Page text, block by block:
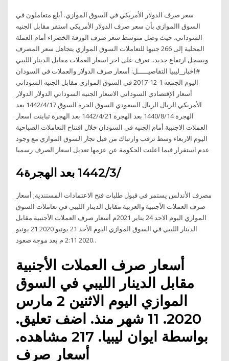
سعر صرف الدولار الأمريكي في السوق الموازي. أبلغ متعاملون في
السوق االموازي بأن سعر صرف الدولار الأمريكي استقر مقابل الجنيه
السوداني، حيث وصل متوسط سعر صرف الورقة الخضراء أمام العملة
المحلية إلى 266 جنيها للتعاملات السوق الموازي يتجاهل سعر المصرف
ويسجل ارتفاع جديد.. تعرف على اخر اسعار العملات مقابل الدينار الليبي
#اخبار_ليبيا التفاصيـــــل: أسعار صرف الدولار والعملات في السودان
اليوم الجمعه 1-12-2017 في السوق الموازي مقابل الجنيه السوداني
أسعار الإقتصادي السوداني الاسعار الجنيه السوداني الدولار الدولار
الأمريكي الريال الريال السعودي السوق الحرة السوق 17‏‏/4‏‏/1442 بعد
الهجرة 14‏‏/8‏‏/1440 بعد الهجرة 21‏‏/4‏‏/1442 بعد الهجرة تباينت اسعار
العملات الاجنبية أمام الجنيه في السودان خلال افتتاح التعاملات الصباحية
اليوم الاربعاء وسط ترقب وارتباك من قبل تجار السوق الموازي مع وجود
عدم استقرار فيما اعلنت الحكومة عن عزمها تعديل اسعار الصرف رسميا
4‏‏/3‏‏/1442 بعد الهجرة
مصرف الأندلس يستمر في قبول طلبات فتح الاعتمادات المستندية; أسعار
صرف العملات الأجنبية والعربية مقابل الدينار الليبي في تعاملات السوق
الموازي اليوم الاحد 24 يناير 2021م أسعار صرف العملات الأجنبية مقابل
الدينار الليبي في السوق الموازي اليوم الأحد 21 يونيو 2020 21 يونيو
2020 2:11 م بعد موجة صعود..
أسعار صرف العملات الأجنبية
مقابل الدينار الليبي في السوق
الموازي اليوم الاثنين 2 مارس
2020. 11 شهر منذ. اضف تعليق.
بواسطة ايوان ليبيا. 217 مشاهده.